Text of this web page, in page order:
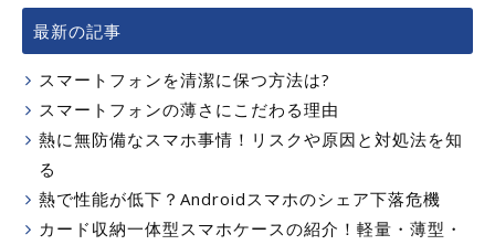
最新の記事
スマートフォンを清潔に保つ方法は?
スマートフォンの薄さにこだわる理由
熱に無防備なスマホ事情！リスクや原因と対処法を知
る
熱で性能が低下？Androidスマホのシェア下落危機
カード収納一体型スマホケースの紹介！軽量・薄型・